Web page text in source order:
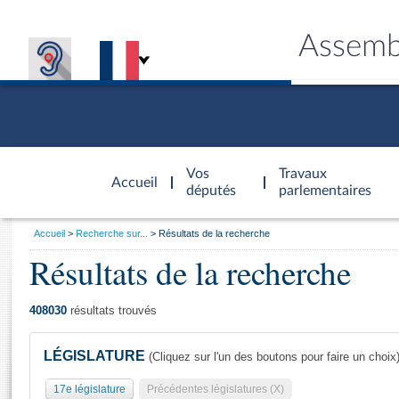
Accueil
d'accueil
Vos
députés
Travaux
parlementaires
Général
Vous
Accueil Recherche sur... Résultats de la recherche
Résultats de la recherche
408030 résultats trouvés
LÉGISLATURE (Cliquez sur l'un des boutons pour faire un choix)
17e législature Précédentes législatures (X)